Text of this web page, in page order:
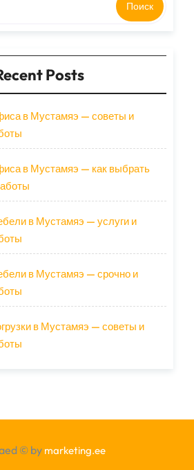
Поиск
Posts
в Мустамяэ — советы и
в Мустамяэ — как выбрать
в Мустамяэ — услуги и
в Мустамяэ — срочно и
в Мустамяэ — советы и
© by marketing.ee